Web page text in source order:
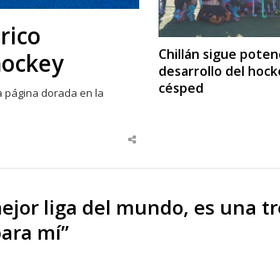
página dorada en la
Share
Chillán sigue
desarrollo del
césped
liga del mundo, es una
mí”